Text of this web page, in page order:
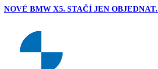
NOVÉ BMW X5. STAČÍ JEN OBJEDNAT.